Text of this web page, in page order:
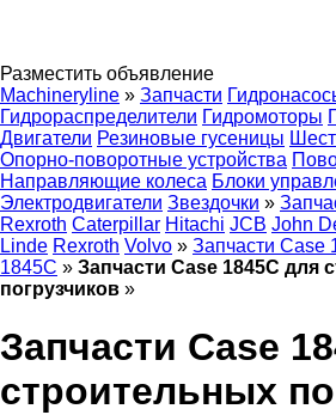
Разместить объявление
Machineryline » Запчасти
Гидрораспределители Гидромоторы
Двигатели Резиновые гусеницы
Опорно-поворотные устройства
Направляющие колеса Блоки
Электродвигатели Звездочки »
Rexroth Caterpillar Hitachi JCB John
Linde Rexroth Volvo » Запчасти Case
1845C » Запчасти Case 1845C для
погрузчиков »
Запчасти Case
строительных